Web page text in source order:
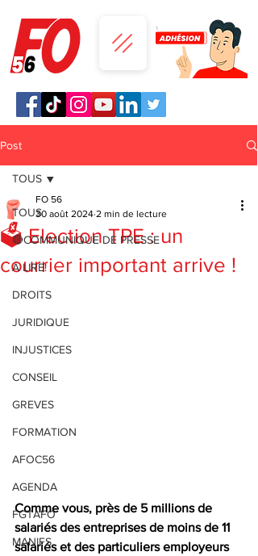
Post
TOUS
🔴COMMUNIQUE DE PRESSE
A LIRE!
DROITS
JURIDIQUE
INJUSTICES
CONSEIL
GREVES
FORMATION
AFOC56
AGENDA
FGTAFO
MANIFS
TOUS
🗳 Election TPE : un
courrier important arrive !
FO 56
30 août 2024 2 min de lecture
Comme vous, près de 5 millions de
salariés des entreprises de moins de 11
salariés et des particuliers employeurs